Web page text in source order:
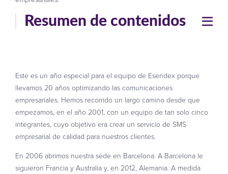
Resumen de contenidos
Este es un año especial para el equipo de Esendex porque
llevamos 20 años optimizando las comunicaciones
empresariales. Hemos recorrido un largo camino desde que
empezamos, en el año 2001, con un equipo de tan solo cinco
integrantes, cuyo objetivo era crear un servicio de SMS
empresarial de calidad para nuestros clientes.
En 2006 abrimos nuestra sede en Barcelona. A Barcelona le
siguieron Francia y Australia y, en 2012, Alemania. A medida